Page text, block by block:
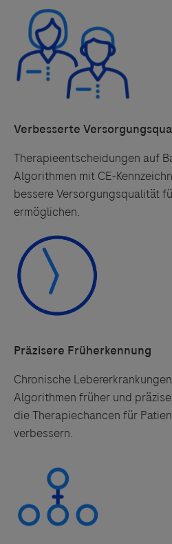
Verbesserte
Therapieentscheidungen auf
Algorithmen mit CE-
bessere Versorgungsqualität
ermöglichen.
Präzisere Früherkennung
Chronische
Algorithmen früher und
die Therapiechancen für
verbessern.